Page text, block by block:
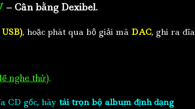
– Cân bằng Dexibel.
, hoặc phát qua bộ giải mã DAC, ghi ra đĩa
nghe thử).
CD gốc, hãy tải trọn bộ album định dạng